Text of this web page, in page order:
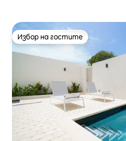
Избор на гостите
Избор на гостите